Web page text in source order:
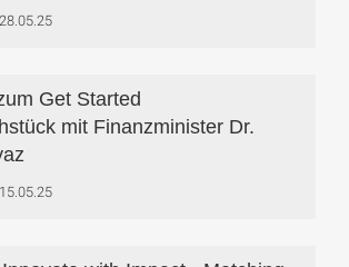
28.05.25
Get Started
mit Finanzminister Dr.
15.05.25